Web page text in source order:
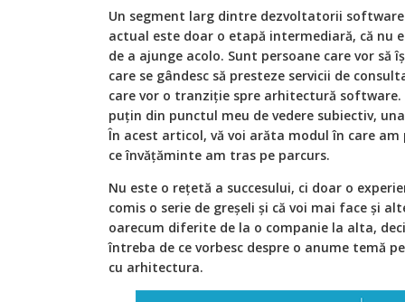
Un segment larg dintre dezvoltatorii software
actual este doar o etapă intermediară, că nu
de a ajunge acolo. Sunt persoane care vor să
care se gândesc să presteze servicii de
care vor o tranziție spre arhitectură software.
puțin din punctul meu de vedere subiectiv,
În acest articol, vă voi arăta modul în care am
ce învățăminte am tras pe parcurs.
Nu este o rețetă a succesului, ci doar o
comis o serie de greșeli și că voi mai face și
oarecum diferite de la o companie la alta,
întreba de ce vorbesc despre o anume temă
cu arhitectura.